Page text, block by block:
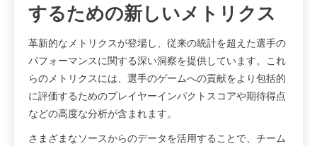
するための新しいメトリクス
革新的なメトリクスが登場し、従来の統計を超えた選手の
パフォーマンスに関する深い洞察を提供しています。これ
らのメトリクスには、選手のゲームへの貢献をより包括的
に評価するためのプレイヤーインパクトスコアや期待得点
などの高度な分析が含まれます。
さまざまなソースからのデータを活用することで、チーム